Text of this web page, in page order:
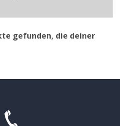
gefunden, die deiner